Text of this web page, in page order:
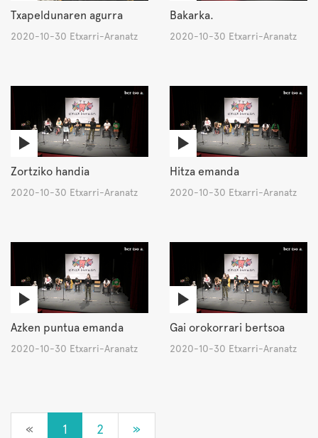
Txapeldunaren agurra
2020-10-30 Etxarri-Aranatz
Bakarka.
2020-10-30 Etxarri-Aranatz
Zortziko handia
2020-10-30 Etxarri-Aranatz
Hitza emanda
2020-10-30 Etxarri-Aranatz
Azken puntua emanda
2020-10-30 Etxarri-Aranatz
Gai orokorrari bertsoa
2020-10-30 Etxarri-Aranatz
« 1 2 »